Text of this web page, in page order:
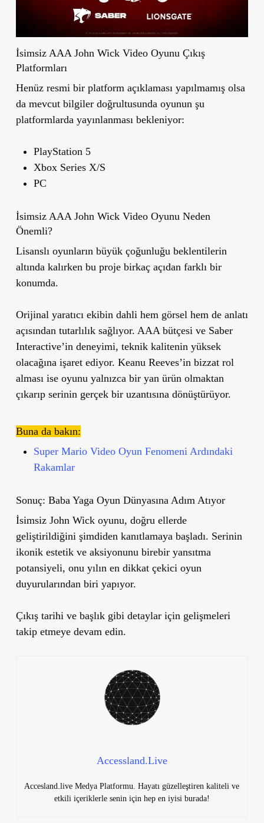
İsimsiz AAA John Wick Video Oyunu Çıkış
Platformları
Henüz resmi bir platform açıklaması yapılmamış olsa
da mevcut bilgiler doğrultusunda oyunun şu
platformlarda yayınlanması bekleniyor:
PlayStation 5
Xbox Series X/S
PC
İsimsiz AAA John Wick Video Oyunu Neden
Önemli?
Lisanslı oyunların büyük çoğunluğu beklentilerin
altında kalırken bu proje birkaç açıdan farklı bir
konumda.
Orijinal yaratıcı ekibin dahli hem görsel hem de anlatı
açısından tutarlılık sağlıyor. AAA bütçesi ve Saber
Interactive’in deneyimi, teknik kalitenin yüksek
olacağına işaret ediyor. Keanu Reeves’in bizzat rol
alması ise oyunu yalnızca bir yan ürün olmaktan
çıkarıp serinin gerçek bir uzantısına dönüştürüyor.
Buna da bakın:
Super Mario Video Oyun Fenomeni Ardındaki
Rakamlar
Sonuç: Baba Yaga Oyun Dünyasına Adım Atıyor
İsimsiz John Wick oyunu, doğru ellerde
geliştirildiğini şimdiden kanıtlamaya başladı. Serinin
ikonik estetik ve aksiyonunu birebir yansıtma
potansiyeli, onu yılın en dikkat çekici oyun
duyurularından biri yapıyor.
Çıkış tarihi ve başlık gibi detaylar için gelişmeleri
takip etmeye devam edin.
Accessland.Live
Accesland.live Medya Platformu. Hayatı güzelleştiren kaliteli ve
etkili içeriklerle senin için hep en iyisi burada!